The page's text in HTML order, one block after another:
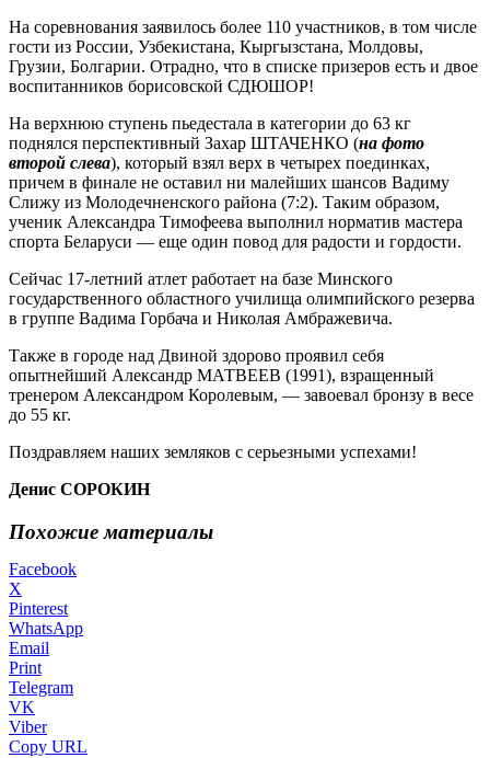
На соревнования заявилось более 110 участников, в том числе
гости из России, Узбекистана, Кыргызстана, Молдовы,
Грузии, Болгарии. Отрадно, что в списке призеров есть и двое
воспитанников борисовской СДЮШОР!
На верхнюю ступень пьедестала в категории до 63 кг
поднялся перспективный Захар ШТАЧЕНКО (на фото
второй слева), который взял верх в четырех поединках,
причем в финале не оставил ни малейших шансов Вадиму
Слижу из Молодечненского района (7:2). Таким образом,
ученик Александра Тимофеева выполнил норматив мастера
спорта Беларуси — еще один повод для радости и гордости.
Сейчас 17-летний атлет работает на базе Минского
государственного областного училища олимпийского резерва
в группе Вадима Горбача и Николая Амбражевича.
Также в городе над Двиной здорово проявил себя
опытнейший Александр МАТВЕЕВ (1991), взращенный
тренером Александром Королевым, — завоевал бронзу в весе
до 55 кг.
Поздравляем наших земляков с серьезными успехами!
Денис СОРОКИН
Похожие материалы
Facebook
X
Pinterest
WhatsApp
Email
Print
Telegram
VK
Viber
Copy URL